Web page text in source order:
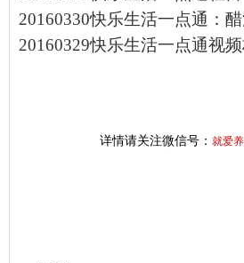
20160330快乐生活一点通：
20160329快乐生活一点通视
详情请关注微信号： 就爱